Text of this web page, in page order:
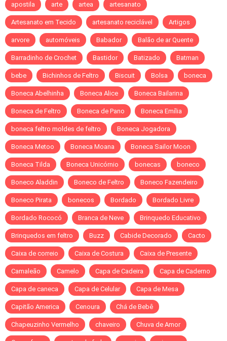
apostila arte artea artesanato
Artesanato em Tecido artesanato reciclável Artigos
arvore automóveis Babador Balão de ar Quente
Barradinho de Crochet Bastidor Batizado Batman
bebe Bichinhos de Feltro Biscuit Bolsa boneca
Boneca Abelhinha Boneca Alice Boneca Bailarina
Boneca de Feltro Boneca de Pano Boneca Emília
boneca feltro moldes de feltro Boneca Jogadora
Boneca Metoo Boneca Moana Boneca Sailor Moon
Boneca Tilda Boneca Unicórnio bonecas boneco
Boneco Aladdin Boneco de Feltro Boneco Fazendeiro
Boneco Pirata bonecos Bordado Bordado Livre
Bordado Rococó Branca de Neve Brinquedo Educativo
Brinquedos em feltro Buzz Cabide Decorado Cacto
Caixa de correio Caixa de Costura Caixa de Presente
Camaleão Camelo Capa de Cadeira Capa de Caderno
Capa de caneca Capa de Celular Capa de Mesa
Capitão America Cenoura Chá de Bebê
Chapeuzinho Vermelho chaveiro Chuva de Amor